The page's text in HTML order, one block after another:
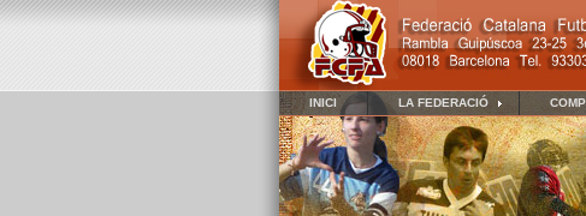
INICI LA FEDERACIÓ